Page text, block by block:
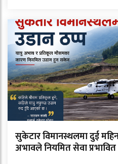
सुकेटार विमानस्थलमा दुई
अभावले नियमित सेवा प्रभावित